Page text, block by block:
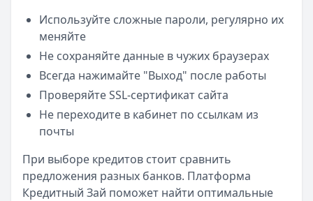
Используйте сложные пароли, регулярно их
меняйте
Не сохраняйте данные в чужих браузерах
Всегда нажимайте "Выход" после работы
Проверяйте SSL-сертификат сайта
Не переходите в кабинет по ссылкам из
почты
При выборе кредитов стоит сравнить
предложения разных банков. Платформа
Кредитный Зай поможет найти оптимальные